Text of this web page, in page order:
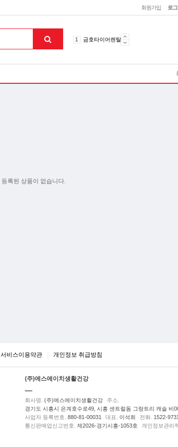
회원가입 로
1 금호타이어렌탈
3 라파402
맨위로
등록된 상품이 없습니다.
서비스이용약관 개인정보 취급방침
(주)에스에이치생활건강
회사명. (주)에스에이치생활건강
주소.
경기도 시흥시 은계호수로49, 시흥 센트럴돔 그랑트리 캐슬 비
사업자 등록번호. 880-81-00031 대표. 이석희 전화. 1522-9731
통신판매업신고번호. 제2026-경기시흥-1053호 개인정보관리